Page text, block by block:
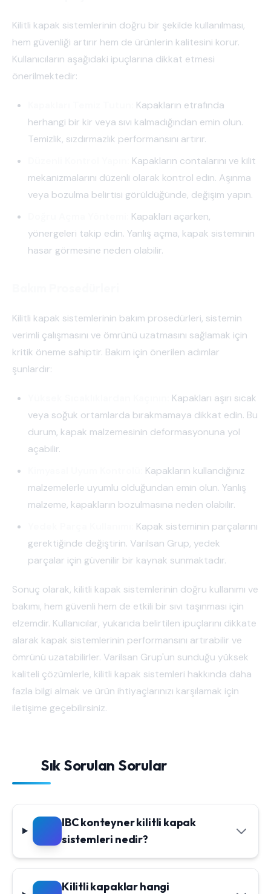
Kilitli kapak sistemlerinin doğru bir şekilde kullanılması,
hem güvenliği artırır hem de ürünlerin kalitesini korur.
Kullanıcıların aşağıdaki ipuçlarına dikkat etmesi
önerilmektedir:
Kapakların etrafında
herhangi bir kir veya sıvı kalmadığından emin olun.
Temizlik, sızdırmazlık performansını artırır.
Kapakların contalarını ve kilit
mekanizmalarını düzenli olarak kontrol edin. Aşınma
veya bozulma belirtisi görüldüğünde, değişim yapın.
Kapakları açarken,
yönergeleri takip edin. Yanlış açma, kapak sisteminin
hasar görmesine neden olabilir.
Kilitli kapak sistemlerinin bakım prosedürleri, sistemin
verimli çalışmasını ve ömrünü uzatmasını sağlamak için
kritik öneme sahiptir. Bakım için önerilen adımlar
şunlardır:
Kapakları aşırı sıcak
veya soğuk ortamlarda bırakmamaya dikkat edin. Bu
durum, kapak malzemesinin deformasyonuna yol
açabilir.
Kapakların kullandığınız
malzemelerle uyumlu olduğundan emin olun. Yanlış
malzeme, kapakların bozulmasına neden olabilir.
Kapak sisteminin parçalarını
gerektiğinde değiştirin. Varilsan Grup, yedek
parçalar için güvenilir bir kaynak sunmaktadır.
Sonuç olarak, kilitli kapak sistemlerinin doğru kullanımı ve
bakımı, hem güvenli hem de etkili bir sıvı taşınması için
elzemdir. Kullanıcılar, yukarıda belirtilen ipuçlarını dikkate
alarak kapak sistemlerinin performansını artırabilir ve
ömrünü uzatabilirler. Varilsan Grup'un sunduğu yüksek
kaliteli çözümlerle, kilitli kapak sistemleri hakkında daha
fazla bilgi almak ve ürün ihtiyaçlarınızı karşılamak için
iletişime geçebilirsiniz.
Sık Sorulan Sorular
IBC konteyner kilitli kapak
sistemleri nedir?
Kilitli kapaklar hangi